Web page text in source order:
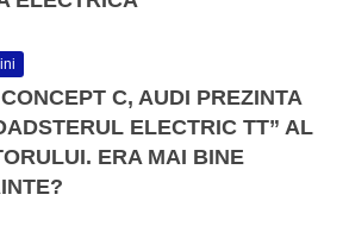
C, AUDI PREZINTA
ELECTRIC TT” AL
ERA MAI BINE